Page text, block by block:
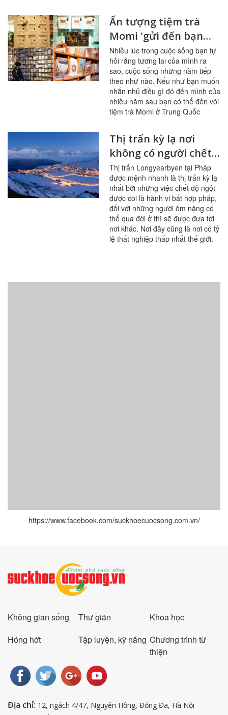
Ấn tượng tiệm trà
Momi 'gửi đến bạn
của tương lai' ở Trung
Quốc
Nhiều lúc trong cuộc sống bạn tự
hỏi rằng tương lai của mình ra
sao, cuộc sống những năm tiếp
theo như nào. Nếu như bạn muốn
nhắn nhủ điều gì đó đến mình của
nhiều năm sau bạn có thể đến với
tiệm trà Momi ở Trung Quốc
Thị trấn kỳ lạ nơi
không có người chết,
người thất nghiệp
Thị trấn Longyearbyen tại Pháp
được mệnh nhanh là thị trấn kỳ lạ
nhất bởi những việc chết độ ngột
được coi là hành vi bất hợp pháp,
đối với những người ốm nặng có
thể qua đời ở thì sẽ được đưa tới
nơi khác. Nơi đây cũng là nơi có tỷ
lệ thất nghiệp thấp nhất thế giới.
https://www.facebook.com/suckhoecuocsong.com.vn/
Không gian sống Thư giãn
Khoa học
Hóng hớt
Tập luyện, kỹ năng Chương trình từ
thiện
Địa chỉ: 12, ngách 4/47, Nguyên Hồng, Đống Đa, Hà Nội -